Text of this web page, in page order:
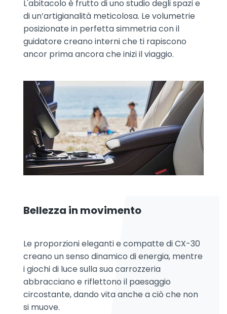
L'abitacolo è frutto di uno studio degli spazi e
di un’artigianalità meticolosa. Le volumetrie
posizionate in perfetta simmetria con il
guidatore creano interni che ti rapiscono
ancor prima ancora che inizi il viaggio.
Bellezza in movimento
Le proporzioni eleganti e compatte di CX-30
creano un senso dinamico di energia, mentre
i giochi di luce sulla sua carrozzeria
abbracciano e riflettono il paesaggio
circostante, dando vita anche a ciò che non
si muove.